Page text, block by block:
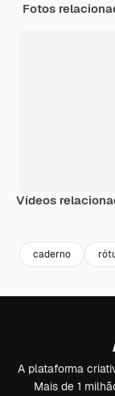
Fotos
Vídeos
caderno
A plataforma
Mais de 1